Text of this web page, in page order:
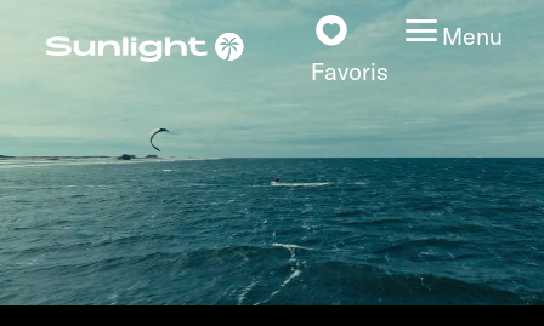
Favoris
Menu
Nos modèles
Configurateur